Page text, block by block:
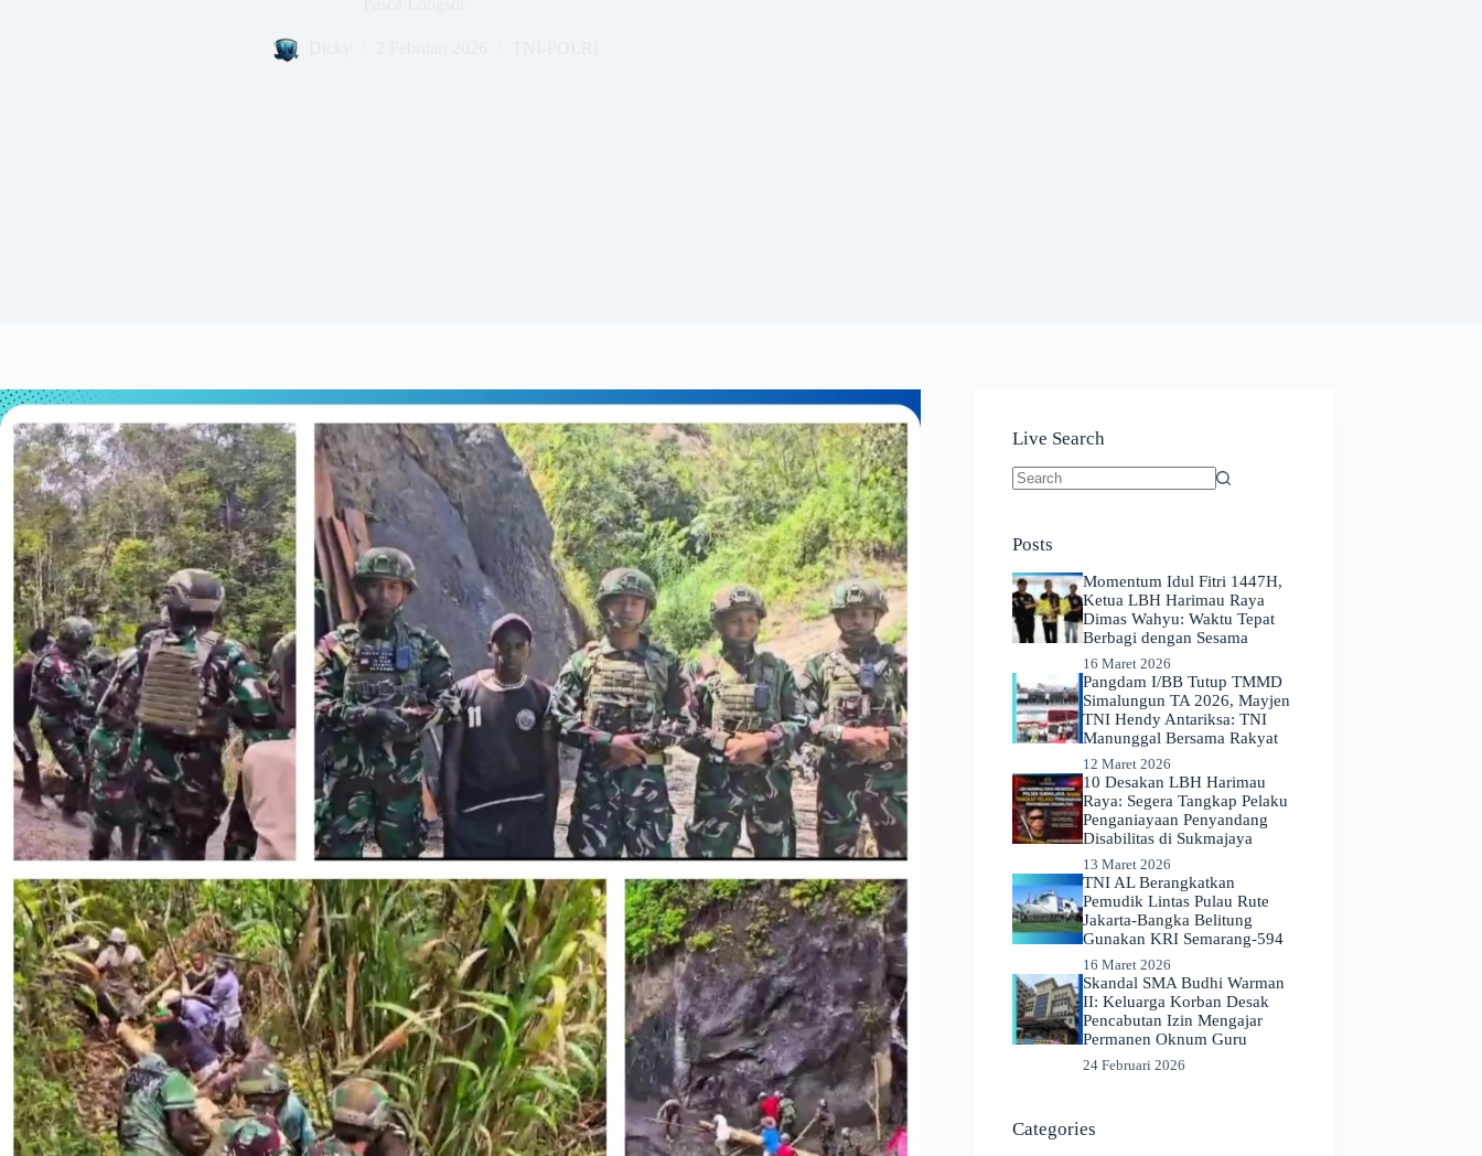
Live Search
Posts
Momentum Idul Fitri 1447H,
Ketua LBH Harimau Raya
Dimas Wahyu: Waktu Tepat
Berbagi dengan Sesama
16 Maret 2026
Pangdam I/BB Tutup TMMD
Simalungun TA 2026, Mayjen
TNI Hendy Antariksa: TNI
Manunggal Bersama Rakyat
12 Maret 2026
​10 Desakan LBH Harimau
Raya: Segera Tangkap Pelaku
Penganiayaan Penyandang
Disabilitas di Sukmajaya
13 Maret 2026
TNI AL Berangkatkan
Pemudik Lintas Pulau Rute
Jakarta-Bangka Belitung
Gunakan KRI Semarang-594
16 Maret 2026
Skandal SMA Budhi Warman
II: Keluarga Korban Desak
Pencabutan Izin Mengajar
Permanen Oknum Guru
24 Februari 2026
Categories